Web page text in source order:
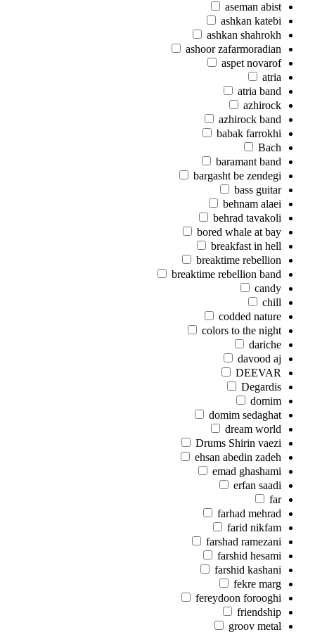
aseman abist
ashkan katebi
ashkan shahrokh
ashoor zafarmoradian
aspet novarof
atria
atria band
azhirock
azhirock band
babak farrokhi
Bach
baramant band
bargasht be zendegi
bass guitar
behnam alaei
behrad tavakoli
bored whale at bay
breakfast in hell
breaktime rebellion
breaktime rebellion band
candy
chill
codded nature
colors to the night
dariche
davood aj
DEEVAR
Degardis
domim
domim sedaghat
dream world
Drums Shirin vaezi
ehsan abedin zadeh
emad ghashami
erfan saadi
far
farhad mehrad
farid nikfam
farshad ramezani
farshid hesami
farshid kashani
fekre marg
fereydoon forooghi
friendship
groov metal